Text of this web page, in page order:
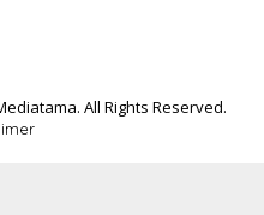
All Rights Reserved.